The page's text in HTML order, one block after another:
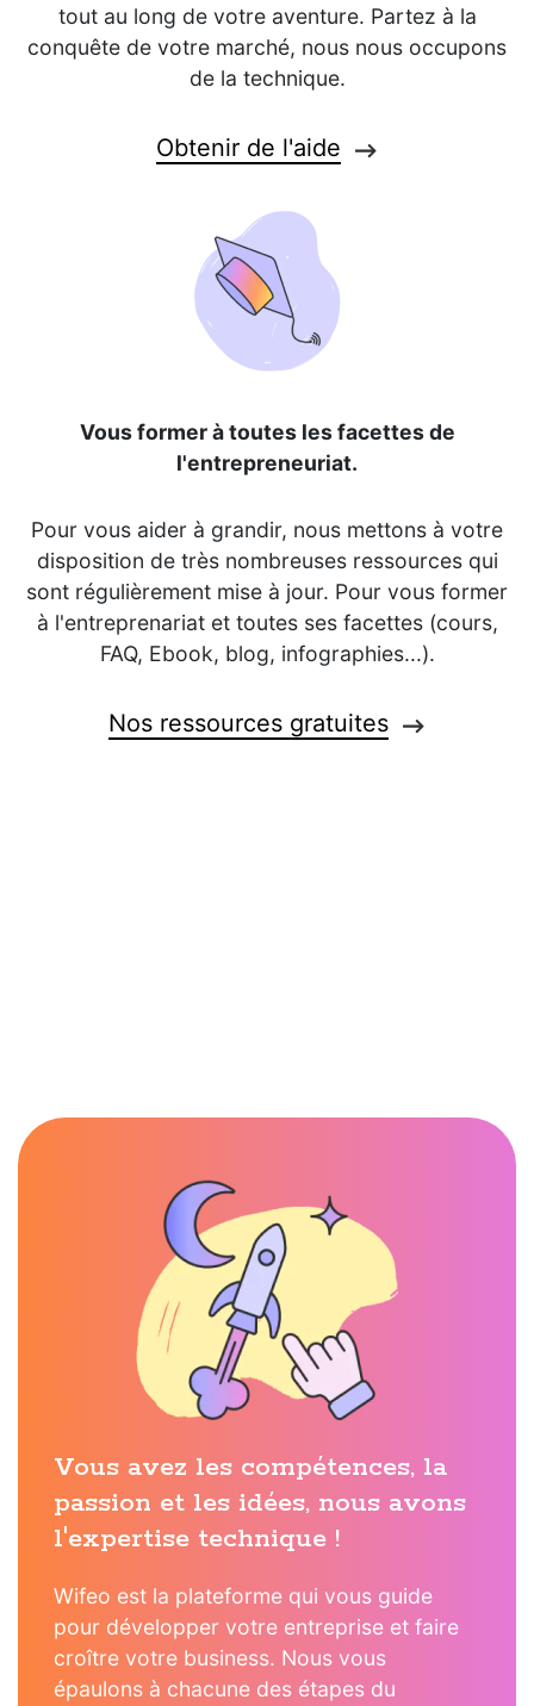
tout au long de votre aventure. Partez à la
conquête de votre marché, nous nous occupons
de la technique.
Obtenir de l'aide
Vous former à toutes les facettes de
l'entrepreneuriat.
Pour vous aider à grandir, nous mettons à votre
disposition de très nombreuses ressources qui
sont régulièrement mise à jour. Pour vous former
à l'entreprenariat et toutes ses facettes (cours,
FAQ, Ebook, blog, infographies...).
Nos ressources gratuites
Vous avez les compétences, la
passion et les idées, nous avons
l'expertise technique !
Wifeo est la plateforme qui vous guide
pour développer votre entreprise et faire
croître votre business. Nous vous
épaulons à chacune des étapes du